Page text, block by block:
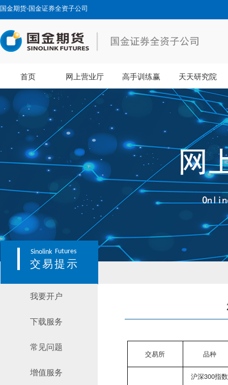
国金期货-国金证券全资子公司
首页 网上营业厅 高手训练赢 天天研究院
Sinolink Futures
交易提示
我要开户
下载服务
常见问题
增值服务
交易所 品种
沪深300指数